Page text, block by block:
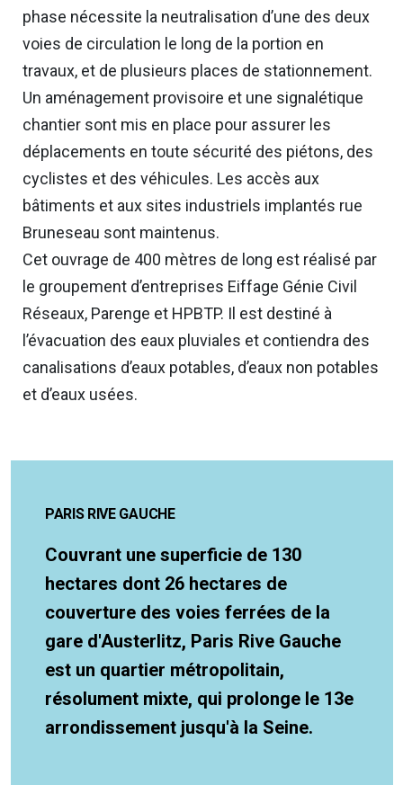
phase nécessite la neutralisation d’une des deux
voies de circulation le long de la portion en
travaux, et de plusieurs places de stationnement.
Un aménagement provisoire et une signalétique
chantier sont mis en place pour assurer les
déplacements en toute sécurité des piétons, des
cyclistes et des véhicules. Les accès aux
bâtiments et aux sites industriels implantés rue
Bruneseau sont maintenus.
Cet ouvrage de 400 mètres de long est réalisé par
le groupement d’entreprises Eiffage Génie Civil
Réseaux, Parenge et HPBTP. Il est destiné à
l’évacuation des eaux pluviales et contiendra des
canalisations d’eaux potables, d’eaux non potables
et d’eaux usées.
PARIS RIVE GAUCHE
Couvrant une superficie de 130
hectares dont 26 hectares de
couverture des voies ferrées de la
gare d'Austerlitz, Paris Rive Gauche
est un quartier métropolitain,
résolument mixte, qui prolonge le 13e
arrondissement jusqu'à la Seine.